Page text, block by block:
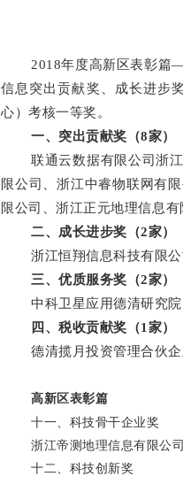
2018年度高新区表彰
信息 突出贡献奖、成长进步
心）考核一等奖。
一、突出贡献奖（8家）
联通云数据有限公司浙
限公司、浙江中睿物联网有
限公司、浙江正元地理信息
二、成长进步奖（2家）
浙江恒翔信息科技有限
三、优质服务奖（2家）
中科卫星应用德清研究
四、税收贡献奖（1 家）
德清揽月投资管理合伙
高新区表彰篇
十一、科技骨干企业奖
浙江帝测地理信息有限公司
十二、科技创新奖